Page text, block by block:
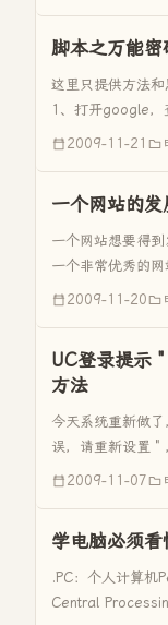
脚本之万能密
这里只提供方法和
1、打开google，
这个系统查在这
2009-11-21
一个网站的发
一个网站想要得
一个非常优秀的
人的推广多还是一
2009-11-20
UC登录提示
方法
今天系统重新做
误，请重新设置
到，而且方法都
2009-11-07
学电脑必须
.PC：个人计算机
Central